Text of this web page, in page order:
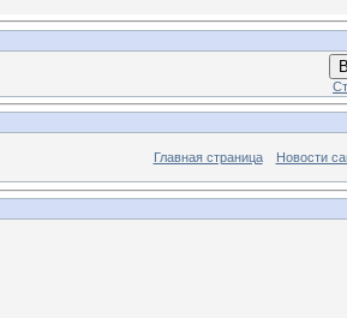
Главная страница Новости